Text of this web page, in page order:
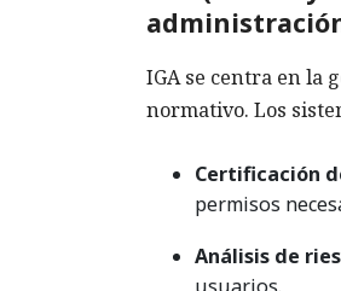
IGA se centra en la
normativo. Los
Certificación
permisos
Análisis de